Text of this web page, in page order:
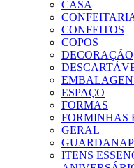
CASA
CONFEITOS
COPOS
DECORAÇÃO
ESPAÇO
FORMAS
FORMINHAS
GERAL
ITENS